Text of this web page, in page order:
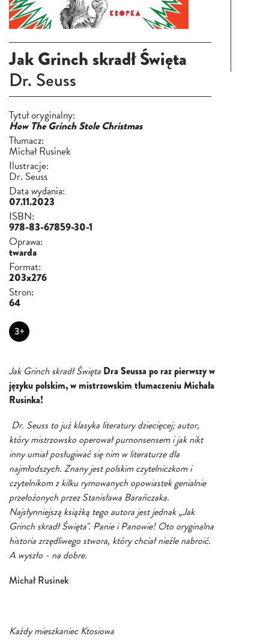
Jak Grinch skradł Święta
Dr. Seuss
Tytuł oryginalny:
How The Grinch Stole Christmas
Tłumacz:
Michał Rusinek
Ilustracje:
Dr. Seuss
Data wydania:
07.11.2023
ISBN:
978-83-67859-30-1
Oprawa:
twarda
Format:
203x276
Stron:
64
3+
Jak Grinch skradł Święta Dra Seussa po raz pierwszy w
języku polskim, w mistrzowskim tłumaczeniu Michała
Rusinka!
Dr. Seuss to już klasyka literatury dziecięcej; autor,
który mistrzowsko operował purnonsensem i jak nikt
inny umiał posługiwać się nim w literaturze dla
najmłodszych. Znany jest polskim czytelniczkom i
czytelnikom z kilku rymowanych opowiastek genialnie
przełożonych przez Stanisława Barańczaka.
Najsłynniejszą książką tego autora jest jednak „Jak
Grinch skradł Święta". Panie i Panowie! Oto oryginalna
historia zrzędliwego stwora, który chciał nieźle nabroić.
A wyszło - na dobre.
Michał Rusinek
Każdy mieszkaniec Ktosiowa